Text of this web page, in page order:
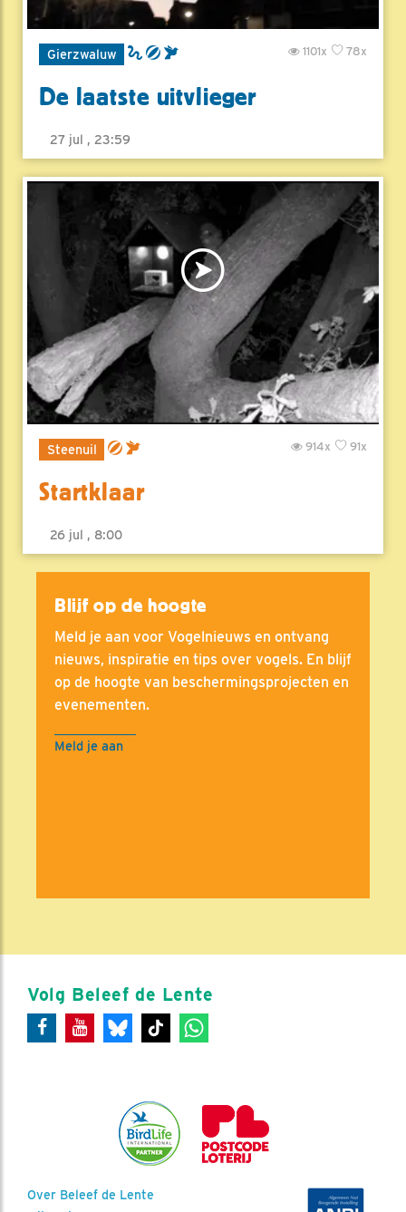
Gierzwaluw 78x
1101x
De laatste uitvlieger
27 jul , 23:59
Steenuil 91x
914x
Startklaar
26 jul , 8:00
Blijf op de hoogte
Meld je aan voor Vogelnieuws en ontvang
nieuws, inspiratie en tips over vogels. En blijf
op de hoogte van beschermingsprojecten en
evenementen.
Meld je aan
Volg Beleef de Lente
Over Beleef de Lente